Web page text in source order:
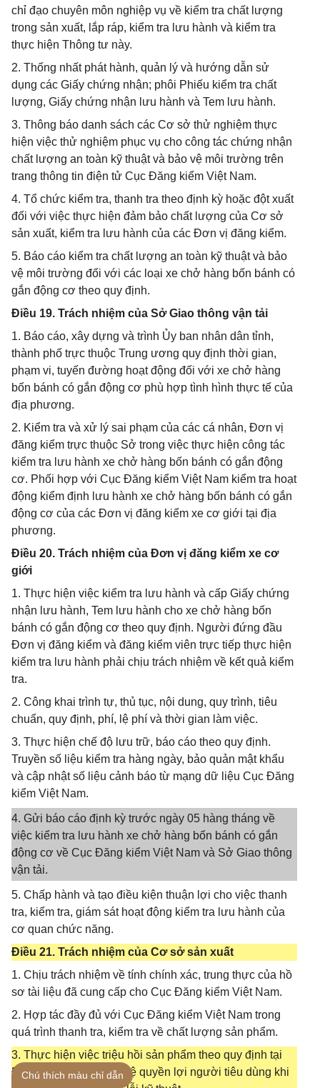
chỉ đạo chuyên môn nghiệp vụ về kiểm tra chất lượng
trong sản xuất, lắp ráp, kiểm tra lưu hành và kiểm tra
thực hiện Thông tư này.
2. Thống nhất phát hành, quản lý và hướng dẫn sử
dụng các Giấy chứng nhận; phôi Phiếu kiểm tra chất
lượng, Giấy chứng nhận lưu hành và Tem lưu hành.
3. Thông báo danh sách các Cơ sở thử nghiệm thực
hiện việc thử nghiệm phục vụ cho công tác chứng nhận
chất lượng an toàn kỹ thuật và bảo vệ môi trường trên
trang thông tin điện tử Cục Đăng kiểm Việt Nam.
4. Tổ chức kiểm tra, thanh tra theo định kỳ hoặc đột xuất
đối với việc thực hiện đảm bảo chất lượng của Cơ sở
sản xuất, kiểm tra lưu hành của các Đơn vị đăng kiểm.
5. Báo cáo kiểm tra chất lượng an toàn kỹ thuật và bảo
vệ môi trường đối với các loại xe chở hàng bốn bánh có
gắn động cơ theo quy định.
Điều 19. Trách nhiệm của Sở Giao thông vận tải
1. Báo cáo, xây dựng và trình Ủy ban nhân dân tỉnh,
thành phố trực thuộc Trung ương quy định thời gian,
phạm vi, tuyến đường hoạt động đối với xe chở hàng
bốn bánh có gắn động cơ phù hợp tình hình thực tế của
địa phương.
2. Kiểm tra và xử lý sai phạm của các cá nhân, Đơn vị
đăng kiểm trực thuộc Sở trong việc thực hiện công tác
kiểm tra lưu hành xe chở hàng bốn bánh có gắn động
cơ. Phối hợp với Cục Đăng kiểm Việt Nam kiểm tra hoạt
động kiểm định lưu hành xe chở hàng bốn bánh có gắn
động cơ của các Đơn vị đăng kiểm xe cơ giới tại địa
phương.
Điều 20. Trách nhiệm của Đơn vị đăng kiểm xe cơ
giới
1. Thực hiện việc kiểm tra lưu hành và cấp Giấy chứng
nhận lưu hành, Tem lưu hành cho xe chở hàng bốn
bánh có gắn động cơ theo quy định. Người đứng đầu
Đơn vị đăng kiểm và đăng kiểm viên trực tiếp thực hiện
kiểm tra lưu hành phải chịu trách nhiệm về kết quả kiểm
tra.
2. Công khai trình tự, thủ tục, nội dung, quy trình, tiêu
chuẩn, quy định, phí, lệ phí và thời gian làm việc.
3. Thực hiện chế độ lưu trữ, báo cáo theo quy định.
Truyền số liệu kiểm tra hàng ngày, bảo quản mật khẩu
và cập nhật số liệu cảnh báo từ mạng dữ liệu Cục Đăng
kiểm Việt Nam.
4. Gửi báo cáo định kỳ trước ngày 05 hàng tháng về
việc kiểm tra lưu hành xe chở hàng bốn bánh có gắn
động cơ về Cục Đăng kiểm Việt Nam và Sở Giao thông
vận tải.
5. Chấp hành và tạo điều kiện thuận lợi cho việc thanh
tra, kiểm tra, giám sát hoạt động kiểm tra lưu hành của
cơ quan chức năng.
Điều 21. Trách nhiệm của Cơ sở sản xuất
1. Chịu trách nhiệm về tính chính xác, trung thực của hồ
sơ tài liệu đã cung cấp cho Cục Đăng kiểm Việt Nam.
2. Hợp tác đầy đủ với Cục Đăng kiểm Việt Nam trong
quá trình thanh tra, kiểm tra về chất lượng sản phẩm.
3. Thực hiện việc triệu hồi sản phẩm theo quy định tại
Điều 22 của Luật Bảo vệ quyền lợi người tiêu dùng khi
Chú thích màu chỉ dẫn